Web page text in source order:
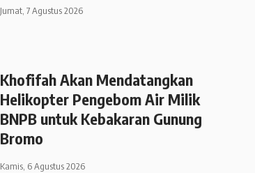
Jumat, 7 Agustus 2026
Khofifah Akan Mendatangkan
Helikopter Pengebom Air Milik
BNPB untuk Kebakaran Gunung
Bromo
Kamis, 6 Agustus 2026